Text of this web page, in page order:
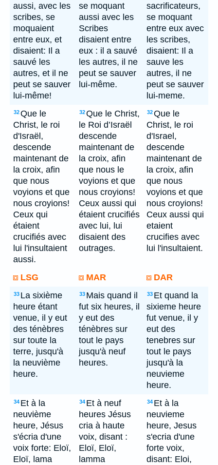
aussi, avec les
scribes, se
moquaient
entre eux, et
disaient: Il a
sauvé les
autres, et il ne
peut se sauver
lui-même!
se moquant
aussi avec les
Scribes
disaient entre
eux : il a sauvé
les autres, il ne
peut se sauver
lui-même.
sacrificateurs,
se moquant
entre eux avec
les scribes,
disaient: Il a
sauve les
autres, il ne
peut se sauver
lui-meme.
32Que le
Christ, le roi
d'Israël,
descende
maintenant de
la croix, afin
que nous
voyions et que
nous croyions!
Ceux qui
étaient
crucifiés avec
lui l'insultaient
aussi.
32Que le Christ,
le Roi d’Israël
descende
maintenant de
la croix, afin
que nous le
voyions et que
nous croyions!
Ceux aussi qui
étaient crucifiés
avec lui, lui
disaient des
outrages.
32Que le
Christ, le roi
d'Israel,
descende
maintenant de
la croix, afin
que nous
voyions et que
nous croyions!
Ceux aussi qui
etaient
crucifies avec
lui l'insultaient.
LSG MAR DAR
33 La sixième
heure étant
venue, il y eut
des ténèbres
sur toute la
terre, jusqu'à
la neuvième
heure.
33 Mais quand il
fut six heures, il
y eut des
ténèbres sur
tout le pays
jusqu'à neuf
heures.
33 Et quand la
sixieme heure
fut venue, il y
eut des
tenebres sur
tout le pays
jusqu'à la
neuvieme
heure.
34 Et à la
neuvième
heure, Jésus
s'écria d'une
voix forte: Eloï,
Eloï, lama
34 Et à neuf
heures Jésus
cria à haute
voix, disant :
Eloï, Eloï,
lamma
34 Et à la
neuvieme
heure, Jesus
s'ecria d'une
forte voix,
disant: Eloi,